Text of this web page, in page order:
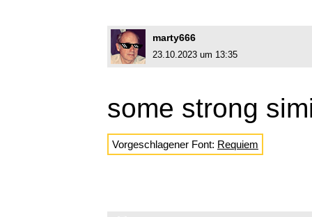
marty666
23.10.2023 um 13:35
some strong
Vorgeschlagener Font: Requiem